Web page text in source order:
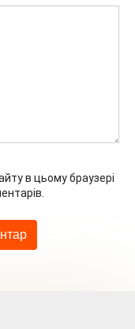
в цьому браузері